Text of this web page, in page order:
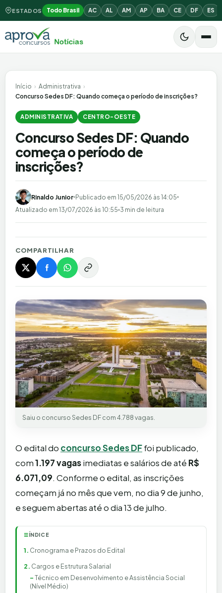
ESTADOS Todo Brasil AC AL AM AP BA CE DF ES
Início › Administrativa ›
Concurso Sedes DF: Quando começa o período de inscrições?
ADMINISTRATIVA CENTRO-OESTE
Concurso Sedes DF: Quando
começa o período de
inscrições?
Rinaldo Junior Publicado em 15/05/2026 às 14:05
Atualizado em 13/07/2026 às 10:55 3 min de leitura
COMPARTILHAR
Saiu o concurso Sedes DF com 4.788 vagas.
O edital do concurso Sedes DFfoi publicado,
com1.197 vagasimediatas e salários de até R$
6.071,09. Conforme o edital, as inscrições
começam já no mês que vem, no dia 9 de junho,
e seguem abertas até o dia 13 de julho.
☰ÍNDICE
Cronograma e Prazos do Edital
Cargos e Estrutura Salarial
Técnico em Desenvolvimento e Assistência Social
(Nível Médio)